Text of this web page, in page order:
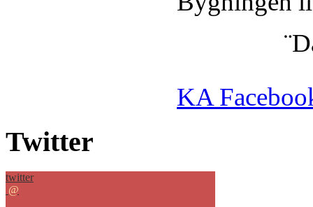
KA
Twitter
twitter
@